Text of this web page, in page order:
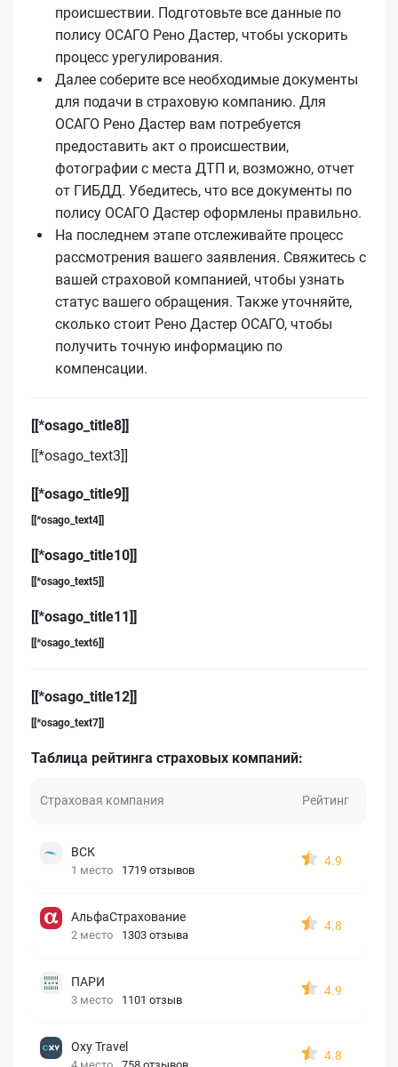
происшествии. Подготовьте все данные по
полису ОСАГО Рено Дастер, чтобы ускорить
процесс урегулирования.
Далее соберите все необходимые документы
для подачи в страховую компанию. Для
ОСАГО Рено Дастер вам потребуется
предоставить акт о происшествии,
фотографии с места ДТП и, возможно, отчет
от ГИБДД. Убедитесь, что все документы по
полису ОСАГО Дастер оформлены правильно.
На последнем этапе отслеживайте процесс
рассмотрения вашего заявления. Свяжитесь с
вашей страховой компанией, чтобы узнать
статус вашего обращения. Также уточняйте,
сколько стоит Рено Дастер ОСАГО, чтобы
получить точную информацию по
компенсации.
[[*osago_title8]]
[[*osago_text3]]
[[*osago_title9]]
[[*osago_text4]]
[[*osago_title10]]
[[*osago_text5]]
[[*osago_title11]]
[[*osago_text6]]
[[*osago_title12]]
[[*osago_text7]]
Таблица рейтинга страховых компаний:
Страховая компания Рейтинг
ВСК
1 место 1719 отзывов
4.9
АльфаСтрахование
2 место 1303 отзыва
4.8
ПАРИ
3 место 1101 отзыв
4.9
Oxy Travel
4.8